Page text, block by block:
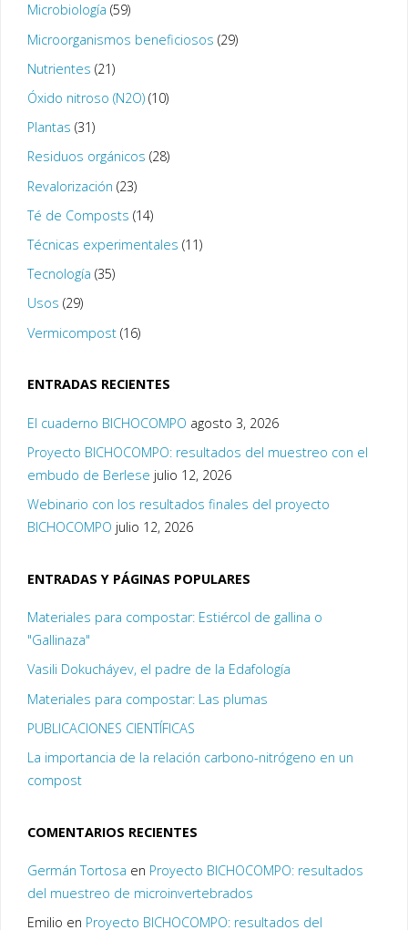
Microbiología (59)
Microorganismos beneficiosos (29)
Nutrientes (21)
Óxido nitroso (N2O)(10)
Plantas (31)
Residuos orgánicos (28)
Revalorización (23)
Té de Composts (14)
Técnicas experimentales (11)
Tecnología (35)
Usos (29)
Vermicompost(16)
ENTRADAS RECIENTES
El cuaderno BICHOCOMPO agosto 3, 2026
Proyecto BICHOCOMPO: resultados del muestreo con el
embudo de Berlese julio 12, 2026
Webinario con los resultados finales del proyecto
BICHOCOMPO julio 12, 2026
ENTRADAS Y PÁGINAS POPULARES
Materiales para compostar: Estiércol de gallina o
"Gallinaza"
Vasili Dokucháyev, el padre de la Edafología
Materiales para compostar: Las plumas
PUBLICACIONES CIENTÍFICAS
La importancia de la relación carbono-nitrógeno en un
compost
COMENTARIOS RECIENTES
Germán Tortosa en Proyecto BICHOCOMPO: resultados
del muestreo de microinvertebrados
Emilio en Proyecto BICHOCOMPO: resultados del